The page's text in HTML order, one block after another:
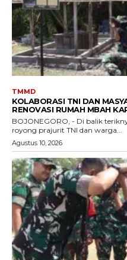
TMMD
KOLABORASI TNI DAN
RENOVASI RUMAH MBAH
BOJONEGORO, - Di balik
royong prajurit TNI dan warga...
Agustus 10, 2026